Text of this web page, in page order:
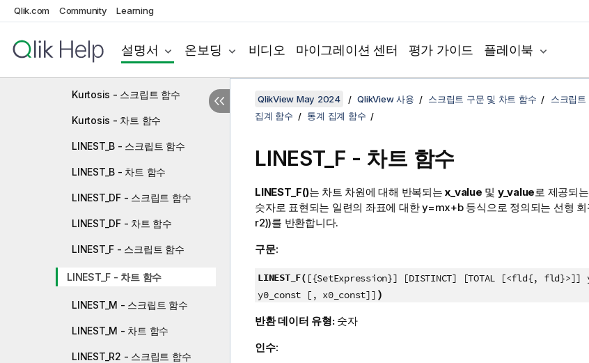
Qlik.com Community Learning
설명서 온보딩 비디오 마이그레이션 센터 평가 가이드 플레이북
Fractile - 차트 함수
FractileExc - 스크립트 함수
Kurtosis - 스크립트 함수
Kurtosis - 차트 함수
LINEST_B - 스크립트 함수
LINEST_B - 차트 함수
LINEST_DF - 스크립트 함수
LINEST_DF - 차트 함수
LINEST_F - 스크립트 함수
LINEST_F - 차트 함수
LINEST_M - 스크립트 함수
LINEST_M - 차트 함수
LINEST_R2 - 스크립트 함수
QlikView May 2024 QlikView 사용 스크립트 구문 및 차트 함수
스크립
집계 함수
통계 집계 함수
LINEST_F - 차트 함수
LINEST_F()는 차트 차원에 대해 반복되는x_value 및 y_value로 제공되
숫자로 표현되는 일련의 좌표에 대한y=mx+b등식으로 정의되는 선형 회
r2))를 반환합니다.
구문:
LINEST_F( [{SetExpression}] [DISTINCT] [TOTAL [<fld{, fld}>]]
y0_const [, x0_const]] )
반환 데이터 유형: 숫자
인수: